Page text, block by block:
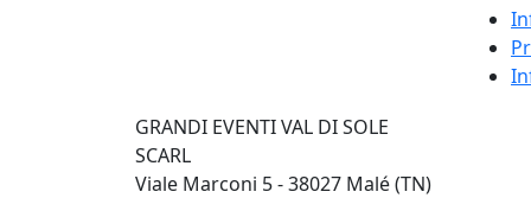
GRANDI EVENTI VAL DI SOLE
SCARL
Viale Marconi 5 - 38027 Malé (TN)